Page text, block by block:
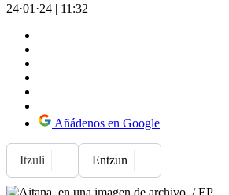
24·01·24 | 11:32
Añádenos en Google
Itzuli Entzun